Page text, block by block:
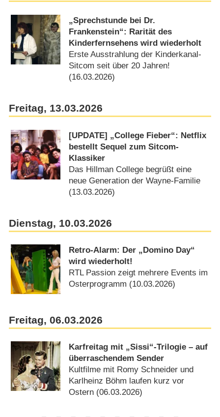
„Sprechstunde bei Dr.
Frankenstein“: Rarität des
Kinderfernsehens wird wiederholt
Erste Ausstrahlung der Kinderkanal-
Sitcom seit über 20 Jahren!
(16.03.2026)
Freitag, 13.03.2026
[UPDATE] „College Fieber“: Netflix
bestellt Sequel zum Sitcom-
Klassiker
Das Hillman College begrüßt eine
neue Generation der Wayne-Familie
(13.03.2026)
Dienstag, 10.03.2026
Retro-Alarm: Der „Domino Day“
wird wiederholt!
RTL Passion zeigt mehrere Events im
Osterprogramm (10.03.2026)
Freitag, 06.03.2026
Karfreitag mit „Sissi“-Trilogie – auf
überraschendem Sender
Kultfilme mit Romy Schneider und
Karlheinz Böhm laufen kurz vor
Ostern (06.03.2026)